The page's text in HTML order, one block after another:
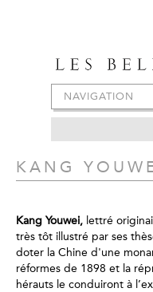
NAVIGATION
KANG
Kang Youwei, lettré
très tôt illustré par ses
doter la Chine d'une
réformes de 1898 et la
hérauts le conduiront à